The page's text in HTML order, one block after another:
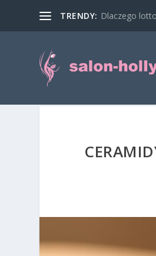
TRENDY: Dlaczego